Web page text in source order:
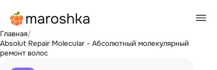
Главная/
Absolut Repair Molecular - Абсолютный молекулярный
ремонт волос